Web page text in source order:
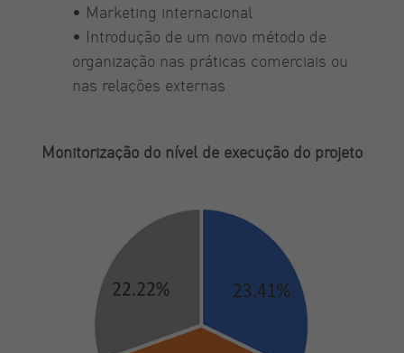
• Marketing internacional
• Introdução de um novo método de
organização nas práticas comerciais ou
nas relações externas
Monitorização do nível de execução do projeto